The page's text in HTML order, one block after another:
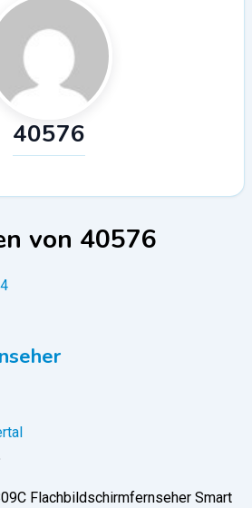
40576
von 40576
Flachbildschirmfernseher Smart